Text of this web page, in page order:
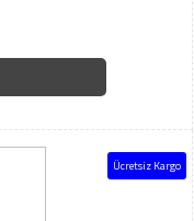
Ücretsiz Kargo